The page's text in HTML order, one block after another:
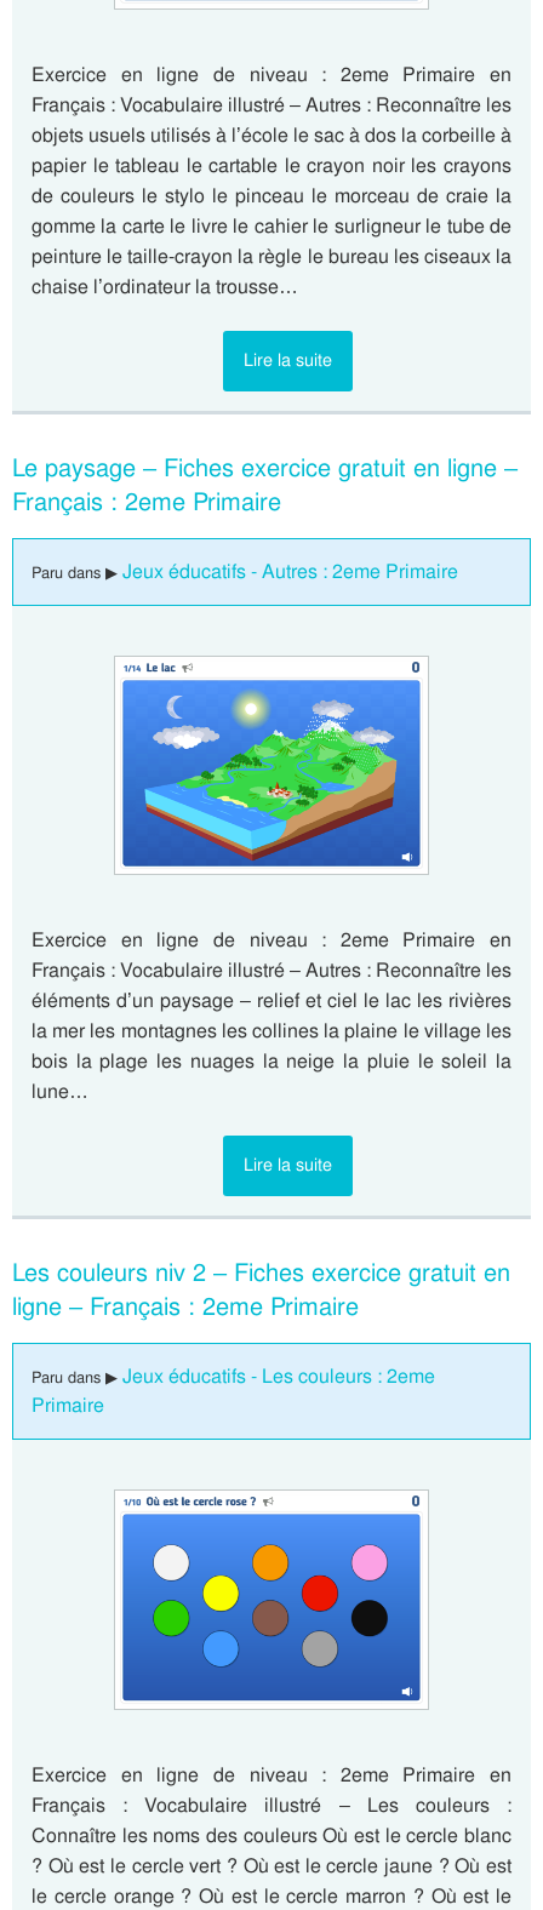
Exercice en ligne de niveau : 2eme Primaire en
Français : Vocabulaire illustré – Autres : Reconnaître les
objets usuels utilisés à l’école le sac à dos la corbeille à
papier le tableau le cartable le crayon noir les crayons
de couleurs le stylo le pinceau le morceau de craie la
gomme la carte le livre le cahier le surligneur le tube de
peinture le taille-crayon la règle le bureau les ciseaux la
chaise l’ordinateur la trousse…
Lire la suite
Le paysage – Fiches exercice gratuit en ligne –
Français : 2eme Primaire
Paru dans ▶ Jeux éducatifs - Autres : 2eme Primaire
Exercice en ligne de niveau : 2eme Primaire en
Français : Vocabulaire illustré – Autres : Reconnaître les
éléments d’un paysage – relief et ciel le lac les rivières
la mer les montagnes les collines la plaine le village les
bois la plage les nuages la neige la pluie le soleil la
lune…
Lire la suite
Les couleurs niv 2 – Fiches exercice gratuit en
ligne – Français : 2eme Primaire
Paru dans ▶ Jeux éducatifs - Les couleurs : 2eme
Primaire
Exercice en ligne de niveau : 2eme Primaire en
Français : Vocabulaire illustré – Les couleurs :
Connaître les noms des couleurs Où est le cercle blanc
? Où est le cercle vert ? Où est le cercle jaune ? Où est
le cercle orange ? Où est le cercle marron ? Où est le